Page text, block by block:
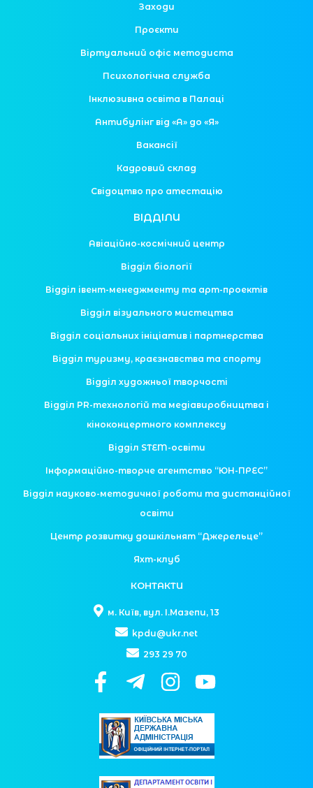
Заходи
Проєкти
Віртуальний офіс методиста
Психологічна служба
Інклюзивна освіта в Палаці
Антибулінг від «А» до «Я»
Вакансії
Кадровий склад
Свідоцтво про атестацію
ВІДДІЛИ
Авіаційно-космічний центр
Відділ біології
Відділ івент-менеджменту та арт-проектів
Відділ візуального мистецтва
Відділ соціальних ініціатив і партнерства
Відділ туризму, краєзнавства та спорту
Відділ художньої творчості
Відділ PR-технологій та медіавиробництва і
кіноконцертного комплексу
Відділ STEM-освіти
Інформаційно-творче агентство “ЮН-ПРЕС”
Відділ науково-методичної роботи та дистанційної
освіти
Центр розвитку дошкільнят “Джерельце”
Яхт-клуб
КОНТАКТИ
м. Київ, вул. І.Мазепи, 13
kpdu@ukr.net
293 29 70